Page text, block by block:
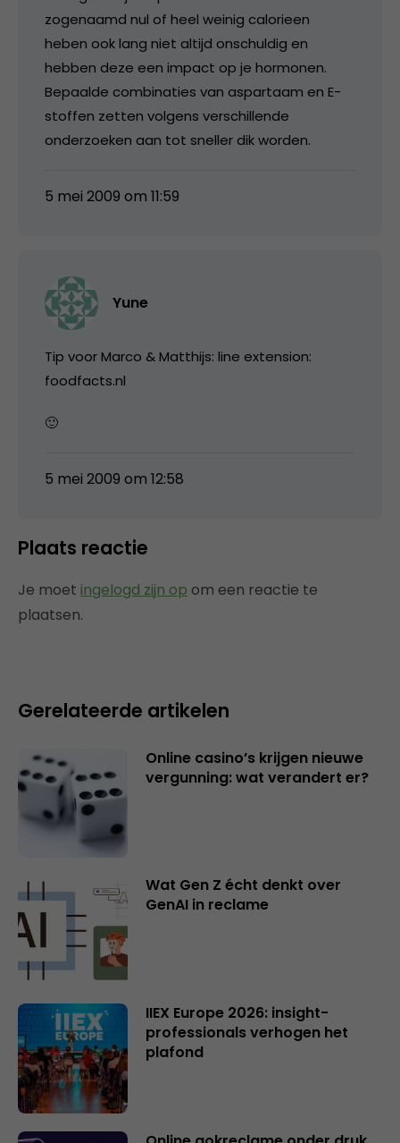
zogenaamd nul of heel weinig calorieen
heben ook lang niet altijd onschuldig en
hebben deze een impact op je hormonen.
Bepaalde combinaties van aspartaam en E-
stoffen zetten volgens verschillende
onderzoeken aan tot sneller dik worden.
5 mei 2009 om 11:59
Yune
Tip voor Marco & Matthijs: line extension:
foodfacts.nl
🙂
5 mei 2009 om 12:58
Plaats reactie
Je moet ingelogd zijn op om een reactie te
plaatsen.
Gerelateerde artikelen
Online casino’s krijgen nieuwe
vergunning: wat verandert er?
Wat Gen Z écht denkt over
GenAI in reclame
IIEX Europe 2026: insight-
professionals verhogen het
plafond